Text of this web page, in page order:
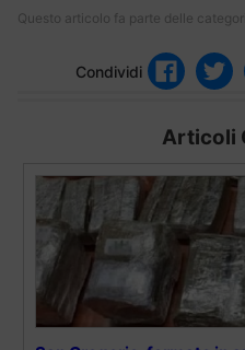
Questo articolo fa parte delle
Condividi
Articoli